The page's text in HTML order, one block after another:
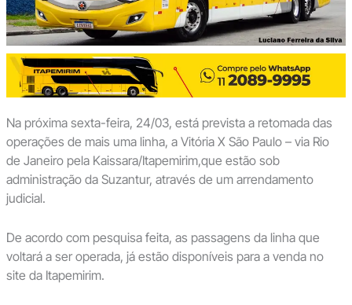
Na próxima sexta-feira, 24/03, está prevista a retomada das
operações de mais uma linha, a Vitória X São Paulo – via Rio
de Janeiro pela Kaissara/Itapemirim,que estão sob
administração da Suzantur, através de um arrendamento
judicial.
De acordo com pesquisa feita, as passagens da linha que
voltará a ser operada, já estão disponíveis para a venda no
site da Itapemirim.